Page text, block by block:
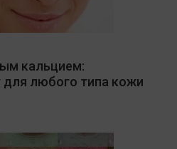
кальцием:
любого типа кожи